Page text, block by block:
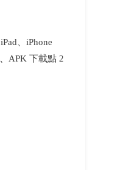
iPad、iPhone
、 APK 下載點 2